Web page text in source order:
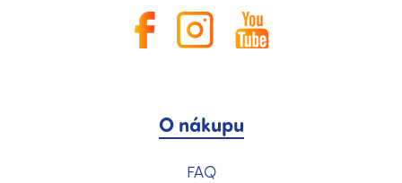
O nákupu
FAQ